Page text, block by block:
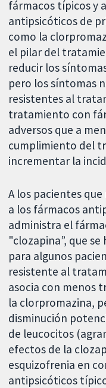
fármacos típicos y
antipsicóticos de
como la
el pilar del
reducir los
pero los síntomas
resistentes al
tratamiento con
adversos que a
cumplimiento del
incrementar la
A los pacientes
a los fármacos
administra el
"clozapina”, que
para algunos
resistente al
asocia con menos
la clorpromazina,
disminución
de leucocitos
efectos de la
esquizofrenia en
antipsicóticos